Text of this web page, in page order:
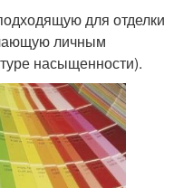
для отделки
личным
насыщенности).